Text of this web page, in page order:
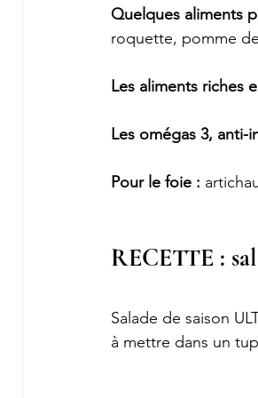
Quelques aliments
roquette, pomme
Les aliments riches
Les omégas 3, anti-
Pour le foie :
RECETTE :
Salade de saison
à mettre dans un